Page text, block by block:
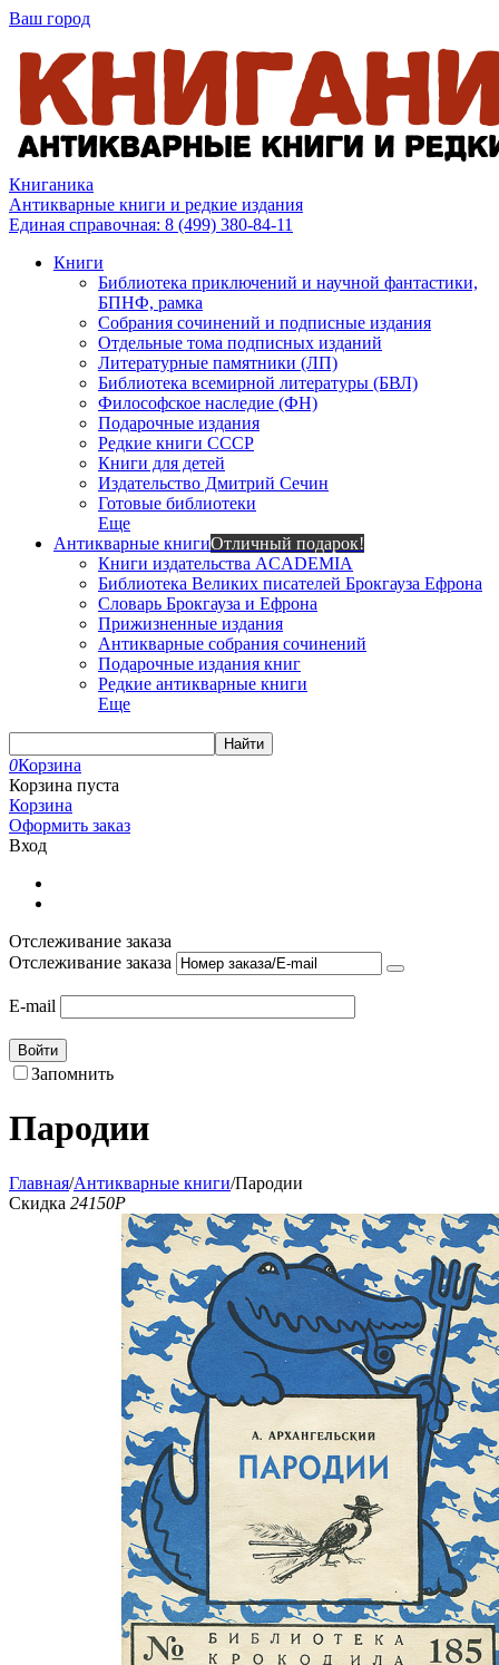
Ваш город
Книганика
Антикварные книги и редкие издания
Единая справочная: 8 (499) 380-84-11
Книги
Библиотека приключений и научной фантастики,
БПНФ, рамка
Собрания сочинений и подписные издания
Отдельные тома подписных изданий
Литературные памятники (ЛП)
Библиотека всемирной литературы (БВЛ)
Философское наследие (ФН)
Подарочные издания
Редкие книги СССР
Книги для детей
Издательство Дмитрий Сечин
Готовые библиотеки
Еще
Антикварные книгиОтличный подарок!
Книги издательства ACADEMIA
Библиотека Великих писателей Брокгауза Ефрона
Словарь Брокгауза и Ефрона
Прижизненные издания
Антикварные собрания сочинений
Подарочные издания книг
Редкие антикварные книги
Еще
Найти
0Корзина
Корзина пуста
Корзина
Оформить заказ
Вход
Отслеживание заказа
Отслеживание заказа
E-mail
Войти
Запомнить
Пародии
Главная/Антикварные книги/Пародии
Скидка 24150Р